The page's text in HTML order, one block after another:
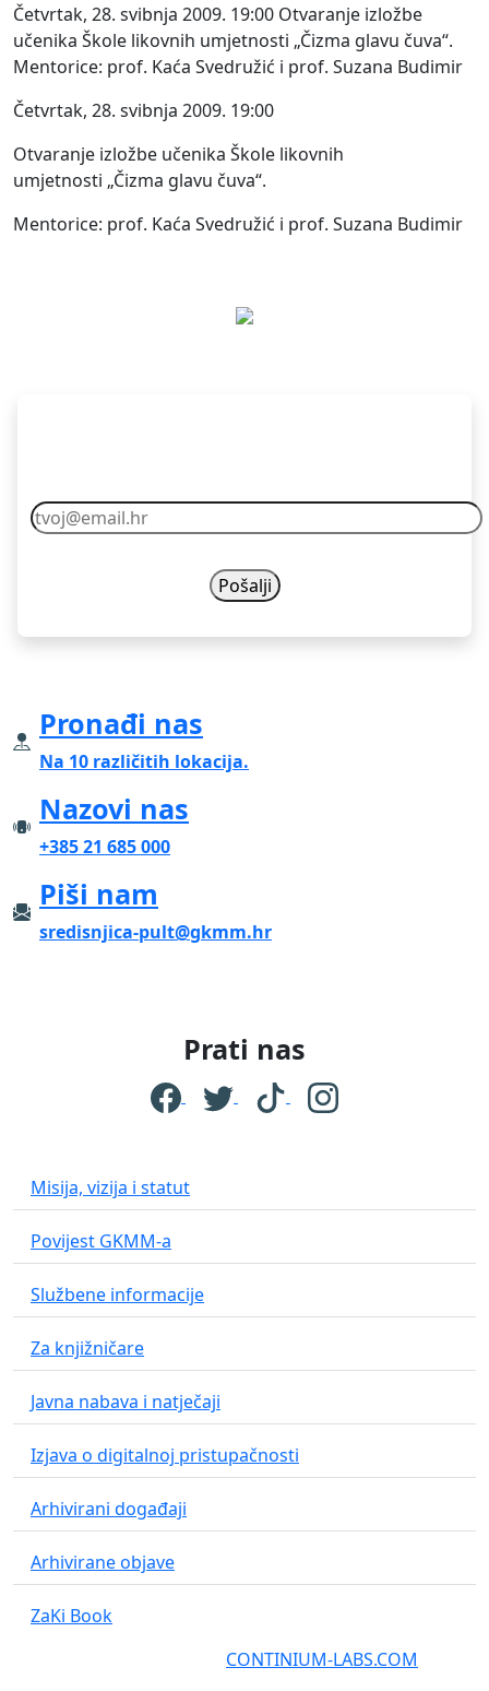
Četvrtak, 28. svibnja 2009. 19:00 Otvaranje izložbe
učenika Škole likovnih umjetnosti „Čizma glavu čuva“.
Mentorice: prof. Kaća Svedružić i prof. Suzana Budimir
Četvrtak, 28. svibnja 2009. 19:00
Otvaranje izložbe učenika Škole likovnih
umjetnosti „Čizma glavu čuva“.
Mentorice: prof. Kaća Svedružić i prof. Suzana Budimir
Pronađi nas
Na 10 različitih lokacija.
Nazovi nas
+385 21 685 000
Piši nam
sredisnjica-pult@gkmm.hr
Prati nas
Misija, vizija i statut
Povijest GKMM-a
Službene informacije
Za knjižničare
Javna nabava i natječaji
Izjava o digitalnoj pristupačnosti
Arhivirani događaji
Arhivirane objave
ZaKi Book
CONTINIUM-LABS.COM